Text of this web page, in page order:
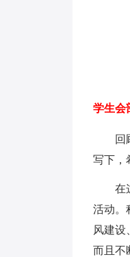
学生会
回顾
写下，
在这
活动。
风建设
而且不